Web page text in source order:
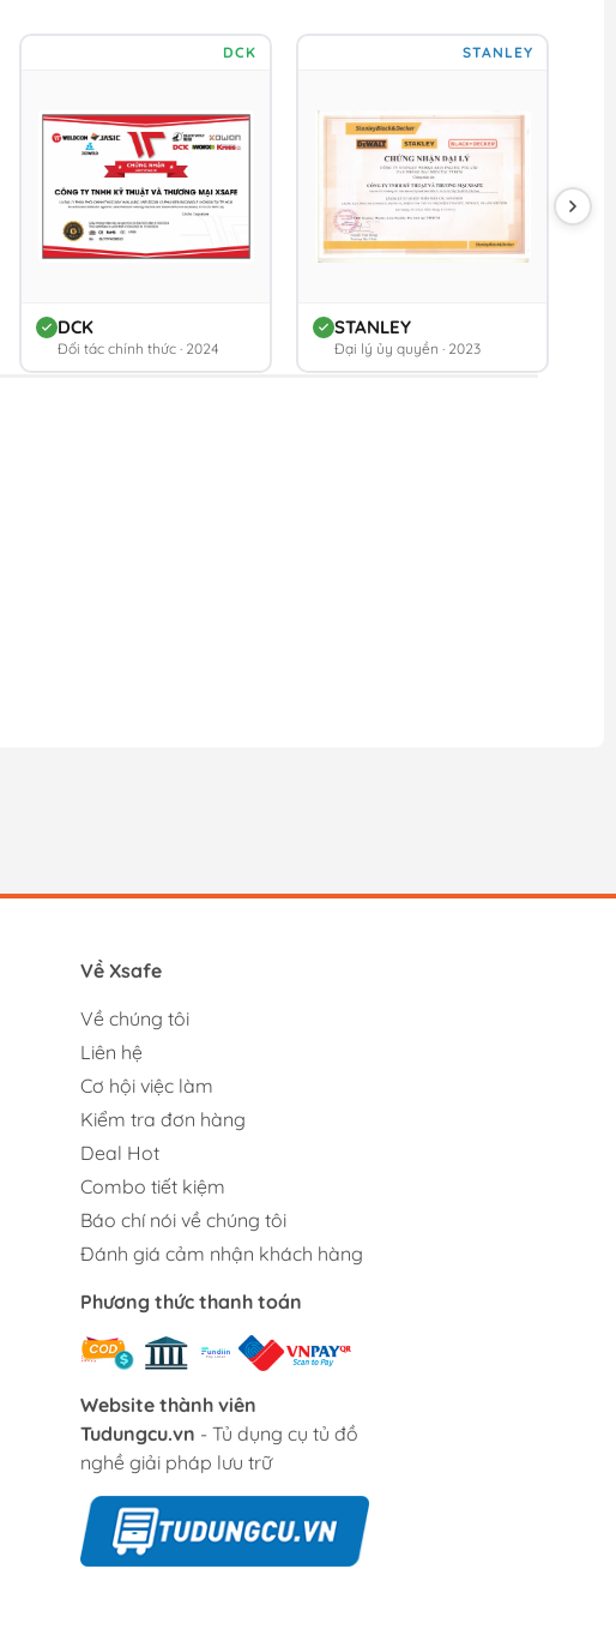
DCK
DCK
Đối tác chính thức · 2024
STANLEY
STANLEY
Đại lý ủy quyền · 2023
Về Xsafe
Về chúng tôi
Liên hệ
Cơ hội việc làm
Kiểm tra đơn hàng
Deal Hot
Combo tiết kiệm
Báo chí nói về chúng tôi
Đánh giá cảm nhận khách hàng
Phương thức thanh toán
Website thành viên
Tudungcu.vn - Tủ dụng cụ tủ đồ
nghề giải pháp lưu trữ